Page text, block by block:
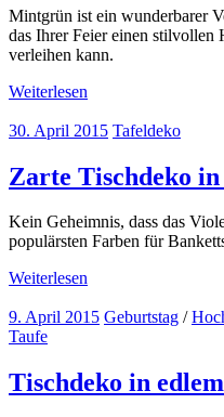
Mintgrün ist ein wunderbarer
das Ihrer Feier einen
verleihen kann.
Weiterlesen
30. April 2015 Tafeldeko
Zarte Tischdeko
Kein Geheimnis, dass das
populärsten Farben für
Weiterlesen
9. April 2015 Geburtstag /
Taufe
Tischdeko in